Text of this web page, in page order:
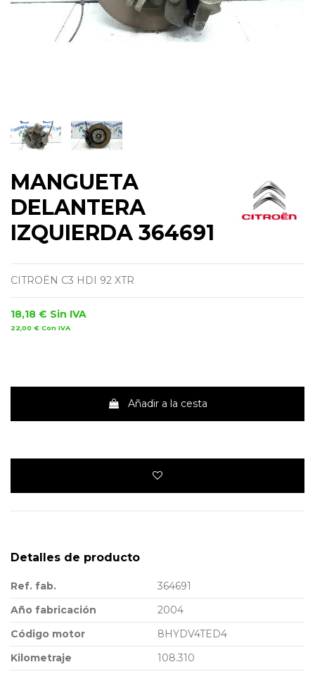
MANGUETA
DELANTERA
IZQUIERDA 364691
CITROËN C3 HDI 92 XTR
18,18 € Sin IVA
22,00 € Con IVA
Añadir a la cesta
Detalles de producto
Ref. fab.
364691
Año fabricación
2004
Código motor
8HYDV4TED4
Kilometraje
108.310